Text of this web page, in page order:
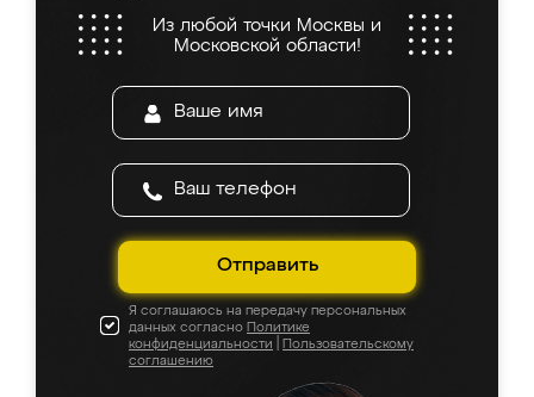
Из любой точки Москвы и
Московской области!
Отправить
Я соглашаюсь на передачу персональных
данных согласно Политике
конфиденциальности
Пользовательскому
соглашению